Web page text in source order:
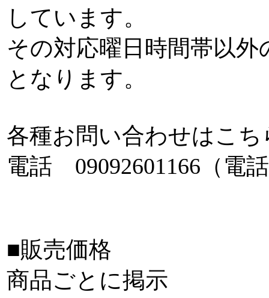
しています。
その対応曜日時間帯以
となります。
各種お問い合わせはこ
電話 09092601166（電
■販売価格
商品ごとに掲示